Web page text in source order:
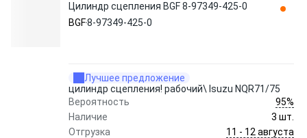
Цилиндр сцепления BGF 8-97349-425-0
BGF8-97349-425-0
Лучшее предложение
цилиндр сцепления! рабочий\ Isuzu NQR71/75
Вероятность
95%
Наличие
3 шт.
Отгрузка
11 - 12 августа